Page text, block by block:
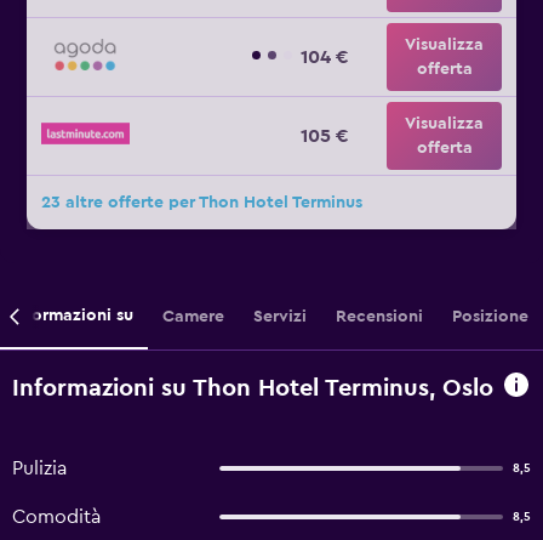
104 €
Visualizza
offerta
105 €
Visualizza
offerta
23 altre offerte per Thon Hotel Terminus
Informazioni su Camere Servizi Recensioni Posizione
Informazioni su Thon Hotel Terminus, Oslo
Pulizia 8,5
Comodità 8,5